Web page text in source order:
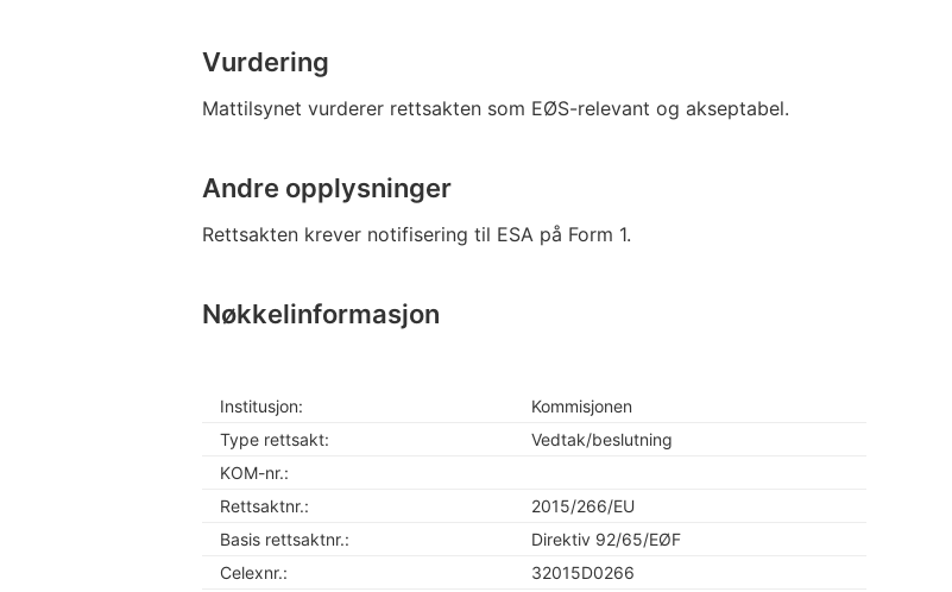
Vurdering
Mattilsynet vurderer rettsakten som EØS-relevant og akseptabel.
Andre opplysninger
Rettsakten krever notifisering til ESA på Form 1.
Nøkkelinformasjon
Institusjon:
Kommisjonen
Type rettsakt:
Vedtak/beslutning
KOM-nr.:
Rettsaktnr.:
2015/266/EU
Basis rettsaktnr.:
Direktiv 92/65/EØF
Celexnr.:
32015D0266